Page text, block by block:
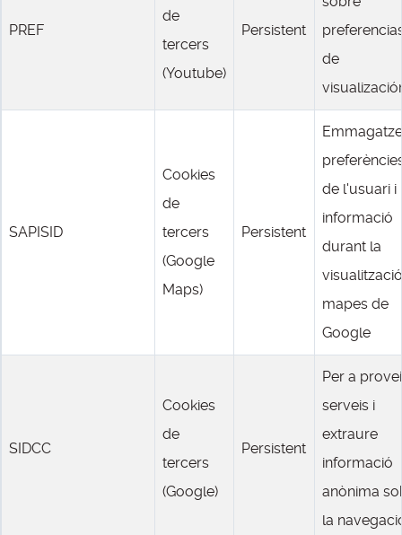
PREF
de
tercers
(Youtube)
Persistent
de
SAPISID
Cookies
de
tercers
(Google
Maps)
Persistent
de l'usuari i
informació
durant la
mapes de
Google
SIDCC
Cookies
de
tercers
(Google)
Persistent
Per a
serveis i
extraure
informació
anònima
la